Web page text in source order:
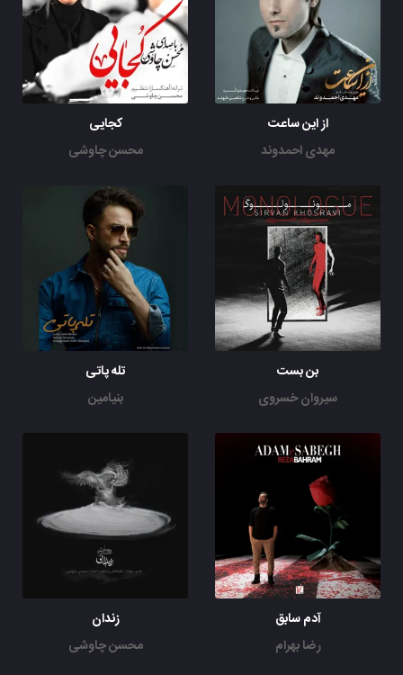
از این ساعت
مهدی احمدوند
کجایی
محسن چاوشی
بن بست
سیروان خسروی
تله پاتی
بنیامین
آدم سابق
رضا بهرام
زندان
محسن چاوشی